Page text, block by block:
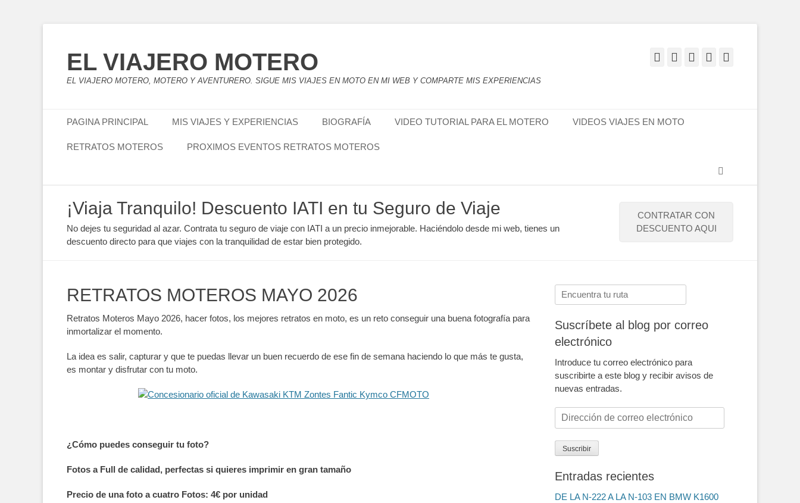
EL VIAJERO MOTERO
EL VIAJERO MOTERO, MOTERO Y AVENTURERO. SIGUE MIS VIAJES EN MOTO EN MI WEB Y COMPARTE MIS EXPERIENCIAS
Facebook
Twitter
FlickrYouTube
Menú principal
contenido
PAGINA PRINCIPAL MIS VIAJES Y EXPERIENCIAS BIOGRAFÍA VIDEO TUTORIAL PARA EL MOTERO VIDEOS VIAJES EN MOTO
RETRATOS MOTEROS
PROXIMOS EVENTOS RETRATOS MOTEROS
contenido
¡Viaja Tranquilo! Descuento IATI en tu Seguro de Viaje
No dejes tu seguridad al azar. Contrata tu seguro de viaje con IATI a un precio inmejorable. Haciéndolo desde mi web, tienes un
descuento directo para que viajes con la tranquilidad de estar bien protegido.
CONTRATAR CON
DESCUENTO AQUI
RETRATOS MOTEROS MAYO 2026
Retratos Moteros Mayo 2026, hacer fotos, los mejores retratos en moto, es un reto conseguir una buena fotografía para
inmortalizar el momento.
La idea es salir, capturar y que te puedas llevar un buen recuerdo de ese fin de semana haciendo lo que más te gusta,
es montar y disfrutar con tu moto.
¿Cómo puedes conseguir tu foto?
Fotos a Full de calidad, perfectas si quieres imprimir en gran tamaño
Precio de una foto a cuatro Fotos: 4€ por unidad
Buscar:
Suscríbete al blog por correo
electrónico
Introduce tu correo electrónico para
suscribirte a este blog y recibir avisos de
nuevas entradas.
Dirección
de
correo
electrónico
Suscribir
Entradas recientes
DE LA N-222 A LA N-103 EN BMW K1600